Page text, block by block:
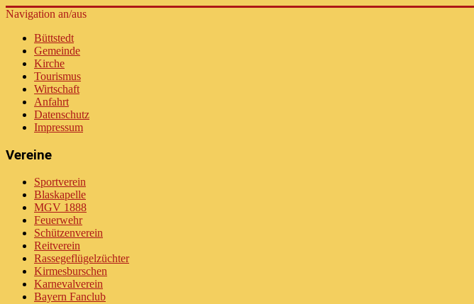
Navigation an/aus
Büttstedt
Gemeinde
Kirche
Tourismus
Wirtschaft
Anfahrt
Datenschutz
Impressum
Vereine
Sportverein
Blaskapelle
MGV 1888
Feuerwehr
Schützenverein
Reitverein
Rassegeflügelzüchter
Kirmesburschen
Karnevalverein
Bayern Fanclub